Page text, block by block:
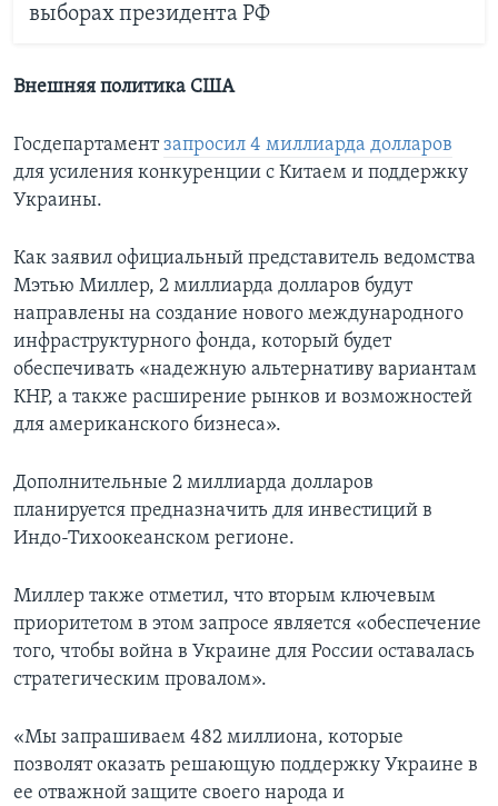
выборах президента РФ
Внешняя политика США
Госдепартаментзапросил 4 миллиарда долларов
для усиления конкуренции с Китаем и поддержку
Украины.
Как заявил официальный представитель ведомства
Мэтью Миллер, 2 миллиарда долларов будут
направлены на создание нового международного
инфраструктурного фонда, который будет
обеспечивать «надежную альтернативу вариантам
КНР, а также расширение рынков и возможностей
для американского бизнеса».
Дополнительные 2 миллиарда долларов
планируется предназначить для инвестиций в
Индо-Тихоокеанском регионе.
Миллер также отметил, что вторым ключевым
приоритетом в этом запросе является «обеспечение
того, чтобы война в Украине для России оставалась
стратегическим провалом».
«Мы запрашиваем 482 миллиона, которые
позволят оказать решающую поддержку Украине в
ее отважной защите своего народа и